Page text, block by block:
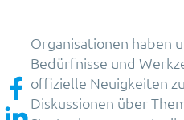
Organisationen haben
Bedürfnisse und
offizielle Neuigkeiten
Diskussionen über